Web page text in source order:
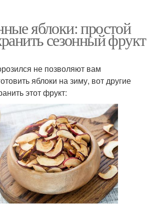
яблоки: простой
сезонный фрукт
не позволяют вам
яблоки на зиму, вот другие
этот фрукт: